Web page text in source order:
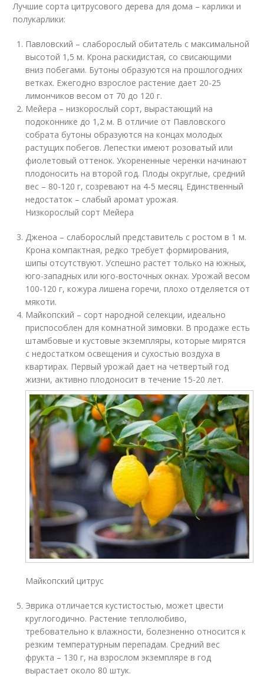
Лучшие сорта цитрусового дерева для дома – карлики и
полукарлики:
Павловский – слаборослый обитатель с максимальной
высотой 1,5 м. Крона раскидистая, со свисающими
вниз побегами. Бутоны образуются на прошлогодних
ветках. Ежегодно взрослое растение дает 20-25
лимончиков весом от 70 до 120 г.
Мейера – низкорослый сорт, вырастающий на
подоконнике до 1,2 м. В отличие от Павловского
собрата бутоны образуются на концах молодых
растущих побегов. Лепестки имеют розоватый или
фиолетовый оттенок. Укорененные черенки начинают
плодоносить на второй год. Плоды округлые, средний
вес – 80-120 г, созревают на 4-5 месяц. Единственный
недостаток – слабый аромат урожая.
Низкорослый сорт Мейера
Дженоа – слаборослый представитель с ростом в 1 м.
Крона компактная, редко требует формирования,
шипы отсутствуют. Успешно растет только на южных,
юго-западных или юго-восточных окнах. Урожай весом
100-120 г, кожура лишена горечи, плохо отделяется от
мякоти.
Майкопский – сорт народной селекции, идеально
приспособлен для комнатной зимовки. В продаже есть
штамбовые и кустовые экземпляры, которые мирятся
с недостатком освещения и сухостью воздуха в
квартирах. Первый урожай дает на четвертый год
жизни, активно плодоносит в течение 15-20 лет.
Майкопский цитрус
Эврика отличается кустистостью, может цвести
круглогодично. Растение теплолюбиво,
требовательно к влажности, болезненно относится к
резким температурным перепадам. Средний вес
фрукта – 130 г, на взрослом экземпляре в год
вырастает около 80 штук.